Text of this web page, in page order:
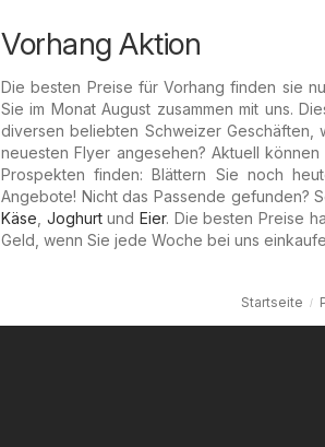
Vorhang Aktion
Die besten Preise für Vorhang finden sie
Sie im Monat August zusammen mit uns.
diversen beliebten Schweizer Geschäften,
neuesten Flyer angesehen? Aktuell
Prospekten finden: Blättern Sie noch
Angebote! Nicht das Passende gefunden?
Käse JoghurtundEier. Die besten Preise
Geld, wenn Sie jede Woche bei uns
Startseite